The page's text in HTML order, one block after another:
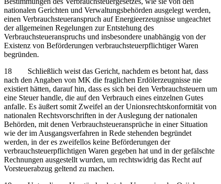
nationalen Gerichten und Verwaltungsbehörden ausgelegt werden,
einen Verbrauchsteueranspruch auf Energieerzeugnisse ungeachtet
der allgemeinen Regelungen zur Entstehung des
Verbrauchsteueranspruchs und insbesondere unabhängig von der
Existenz von Beförderungen verbrauchsteuerpflichtiger Waren
begründen.
18 Schließlich weist das Gericht, nachdem es betont hat, dass
nach den Angaben von MK die fraglichen Erdölerzeugnisse nie
existiert hätten, darauf hin, dass es sich bei den Verbrauchsteuern um
eine Steuer handle, die auf den Verbrauch eines einzelnen Gutes
anfalle. Es äußert somit Zweifel an der Unionsrechtskonformität von
nationalen Rechtsvorschriften in der Auslegung der nationalen
Behörden, mit denen Verbrauchsteueransprüche in einer Situation
wie der im Ausgangsverfahren in Rede stehenden begründet
werden, in der es zweifellos keine Beförderungen der
verbrauchsteuerpflichtigen Waren gegeben hat und in der gefälschte
Rechnungen ausgestellt wurden, um rechtswidrig das Recht auf
Vorsteuerabzug geltend zu machen.